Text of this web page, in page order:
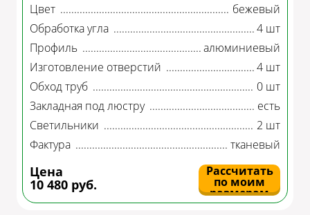
Цвет
бежевый
Обработка угла
4 шт
Профиль
алюминиевый
Изготовление отверстий
4 шт
Обход труб
0 шт
Закладная под люстру
есть
Светильники
2 шт
Фактура
тканевый
Цена
10 480 руб.
Рассчитать
по моим
размерам